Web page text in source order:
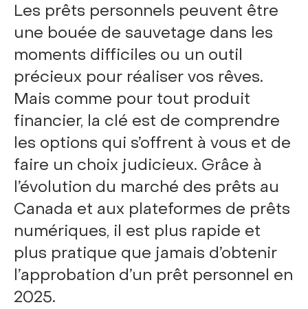
Les prêts personnels peuvent être
une bouée de sauvetage dans les
moments difficiles ou un outil
précieux pour réaliser vos rêves.
Mais comme pour tout produit
financier, la clé est de comprendre
les options qui s’offrent à vous et de
faire un choix judicieux. Grâce à
l’évolution du marché des prêts au
Canada et aux plateformes de prêts
numériques, il est plus rapide et
plus pratique que jamais d’obtenir
l’approbation d’un prêt personnel en
2025.